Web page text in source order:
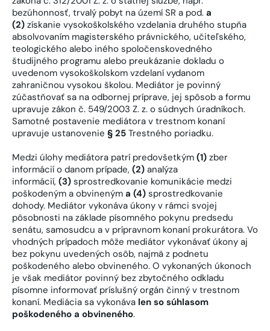
bezúhonnosť, trvalý pobyt na území SR a pod. a
(2) získanie vysokoškolského vzdelania druhého stupňa
absolvovaním magisterského právnického, učiteľského,
teologického alebo iného spoločenskovedného
študijného programu alebo preukázanie dokladu o
uvedenom vysokoškolskom vzdelaní vydanom
zahraničnou vysokou školou. Mediátor je povinný
zúčastňovať sa na odbornej príprave, jej spôsob a formu
upravuje zákon č. 549/2003 Z. z. o súdnych úradníkoch.
Samotné postavenie mediátora v trestnom konaní
upravuje ustanovenie § 25 Trestného poriadku.
Medzi úlohy mediátora patrí predovšetkým (1) zber
informácií o danom prípade, (2) analýza
informácií, (3) sprostredkovanie komunikácie medzi
poškodeným a obvineným a (4) sprostredkovanie
dohody. Mediátor vykonáva úkony v rámci svojej
pôsobnosti na základe písomného pokynu predsedu
senátu, samosudcu a v prípravnom konaní prokurátora. Vo
vhodných prípadoch môže mediátor vykonávať úkony aj
bez pokynu uvedených osôb, najmä z podnetu
poškodeného alebo obvineného. O vykonaných úkonoch
je však mediátor povinný bez zbytočného odkladu
písomne informovať príslušný orgán činný v trestnom
konaní. Mediácia sa vykonáva len so súhlasom
poškodeného a obvineného.